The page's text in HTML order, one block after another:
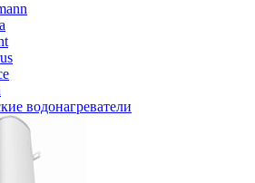
водонагреватели